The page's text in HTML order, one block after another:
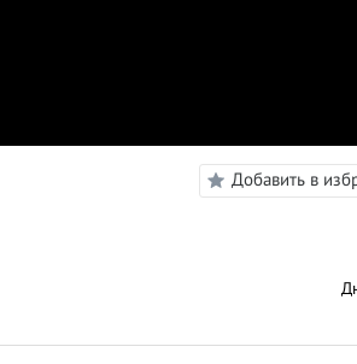
Добавить в